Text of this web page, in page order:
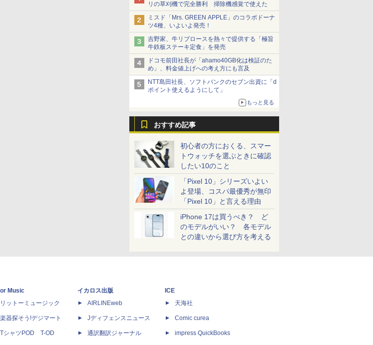
リの草刈機で完全勝利 掃除機感覚で使えた
ミスド「Mrs. GREEN APPLE」のコラボドーナ
ツ4種、いよいよ発売！
吉野家、牛リブロースを熱々で提供する「極旨
牛鉄板ステーキ定食」を発売
ドコモ前田社長が「ahamo40GB化は検証のた
め」、料金値上げへの考え方にも言及
NTT島田社長、ソフトバンクのセブン出資に「d
ポイント使えるようにして」
もっと見る
おすすめ記事
初心者の方におくる、スマー
トウォッチを選ぶときに確認
したい10のこと
「Pixel 10」シリーズいよい
よ登場、コスパ最優秀が無印
「Pixel 10」と言える理由
iPhone 17は買うべき？ ど
のモデルがいい？ 各モデル
との違いから選び方を考える
Music
リットーミュージック
楽器探そう!デジマート
TシャツPOD T-OD
イカロス出版
AIRLINEweb
Jディフェンスニュース
通訳翻訳ジャーナル
ICE
天海社
Comic curea
impress QuickBooks